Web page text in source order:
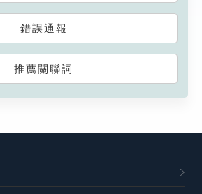
錯誤通報
推薦關聯詞